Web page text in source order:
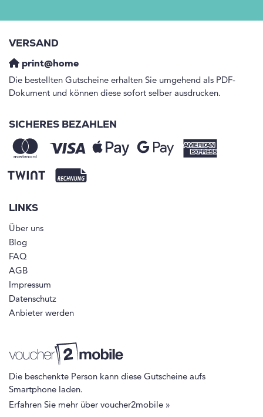
VERSAND
print@home
Die bestellten Gutscheine erhalten Sie umgehend als PDF-
Dokument und können diese sofort selber ausdrucken.
SICHERES BEZAHLEN
LINKS
Über uns
Blog
FAQ
AGB
Impressum
Datenschutz
Anbieter werden
Die beschenkte Person kann diese Gutscheine aufs
Smartphone laden.
Erfahren Sie mehr über voucher2mobile »